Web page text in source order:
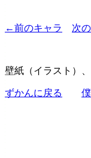
←前のキャラ 次
壁紙（イラスト）
ずかんに戻る